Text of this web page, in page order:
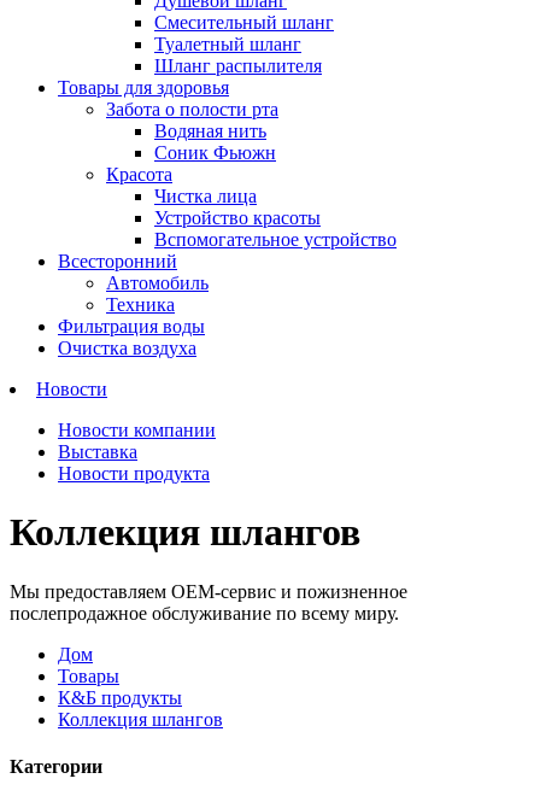
Смесительный шланг
Туалетный шланг
Шланг распылителя
Товары для здоровья
Забота о полости рта
Водяная нить
Соник Фьюжн
Красота
Чистка лица
Устройство красоты
Вспомогательное устройство
Всесторонний
Автомобиль
Техника
Фильтрация воды
Очистка воздуха
Новости
Новости компании
Выставка
Новости продукта
Коллекция шлангов
Мы предоставляем OEM-сервис и пожизненное
послепродажное обслуживание по всему миру.
Дом
Товары
К&Б продукты
Коллекция шлангов
Категории